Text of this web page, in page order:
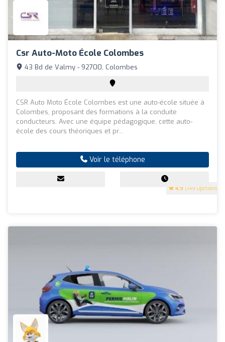
Csr Auto-Moto École Colombes
4.9 (149 Opinions)
43 Bd de Valmy - 92700, Colombes
CSR Auto Moto École Colombes est une auto-école située à
Colombes, proposant des formations à la conduite
conducteurs. Avec une équipe pédagogique, cette auto-
école des cours théoriques et pr...
Voir le téléphone